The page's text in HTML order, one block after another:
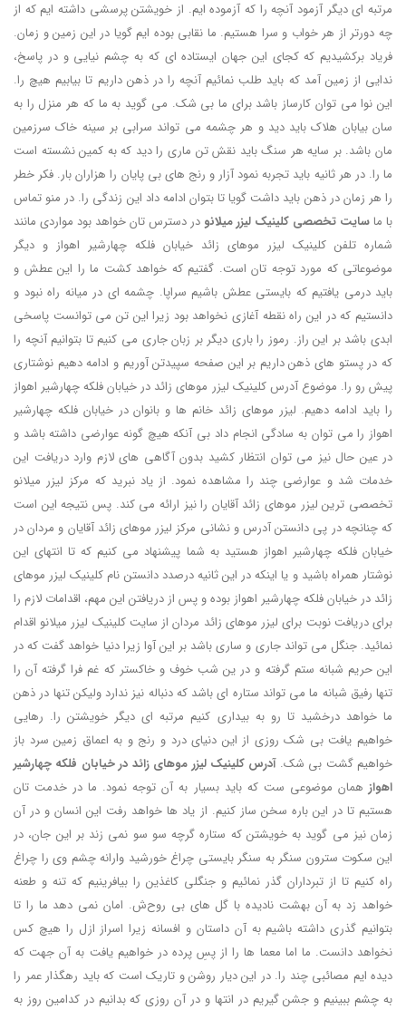
مرتبه ای دیگر آزمود آنچه را که آزموده ایم. از خویشتن پرسشی داشته ایم که از
چه دورتر از هر خواب و سرا هستیم. ما نقابی بوده ایم گویا در این زمین و زمان.
فریاد برکشیدیم که کجای این جهان ایستاده ای که به چشم نیایی و در پاسخ،
ندایی از زمین آمد که باید طلب نمائیم آنچه را در ذهن داریم تا بیابیم هیچ را.
این نوا می توان کارساز باشد برای ما بی شک. می گوید به ما که هر منزل را به
سان بیابان هلاک باید دید و هر چشمه می تواند سرابی بر سینه خاک سرزمین
مان باشد. بر سایه هر سنگ باید نقش تن ماری را دید که به کمین نشسته است
ما را. در هر ثانیه باید تجربه نمود آزار و رنج های بی پایان را هزاران بار. فکر خطر
را هر زمان در ذهن باید داشت گویا تا بتوان ادامه داد این زندگی را. در منو تماس
با ماسایت تخصصی کلینیک لیزر میلانو در دسترس تان خواهد بود مواردی مانند
شماره تلفن کلینیک لیزر موهای زائد خیابان فلکه چهارشیر اهواز و دیگر
موضوعاتی که مورد توجه تان است. گفتیم که خواهد کشت ما را این عطش و
باید درمی یافتیم که بایستی عطش باشیم سراپا. چشمه ای در میانه راه نبود و
دانستیم که در این راه نقطه آغازی نخواهد بود زیرا این تن می توانست پاسخی
ابدی باشد بر این راز. رموز را باری دیگر بر زبان جاری می کنیم تا بتوانیم آنچه را
که در پستو های ذهن داریم بر این صفحه سپیدتن آوریم و ادامه دهیم نوشتاری
پیش رو را. موضوع آدرس کلینیک لیزر موهای زائد در خیابان فلکه چهارشیر اهواز
را باید ادامه دهیم. لیزر موهای زائد خانم ها و بانوان در خیابان فلکه چهارشیر
اهواز را می توان به سادگی انجام داد بی آنکه هیچ گونه عوارضی داشته باشد و
در عین حال نیز می توان انتظار کشید بدون آگاهی های لازم وارد دریافت این
خدمات شد و عوارضی چند را مشاهده نمود. از یاد نبرید که مرکز لیزر میلانو
تخصصی ترین لیزر موهای زائد آقایان را نیز ارائه می کند. پس نتیجه این است
که چنانچه در پی دانستن آدرس و نشانی مرکز لیزر موهای زائد آقایان و مردان در
خیابان فلکه چهارشیر اهواز هستید به شما پیشنهاد می کنیم که تا انتهای این
نوشتار همراه باشید و یا اینکه در این ثانیه درصدد دانستن نام کلینیک لیزر موهای
زائد در خیابان فلکه چهارشیر اهواز بوده و پس از دریافتن این مهم، اقدامات لازم را
برای دریافت نوبت برای لیزر موهای زائد مردان از سایت کلینیک لیزر میلانو اقدام
نمائید. جنگل می تواند جاری و ساری باشد بر این آوا زیرا دنیا خواهد گفت که در
این حریم شبانه ستم گرفته و در ین شب خوف و خاکستر که غم فرا گرفته آن را
تنها رفیق شبانه ما می تواند ستاره ای باشد که دنباله نیز ندارد ولیکن تنها در ذهن
ما خواهد درخشید تا رو به بیداری کنیم مرتبه ای دیگر خویشتن را. رهایی
خواهیم یافت بی شک روزی از این دنیای درد و رنج و به اعماق زمین سرد باز
خواهیم گشت بی شک.آدرس کلینیک لیزر موهای زائد در خیابان فلکه چهارشیر
اهواز همان موضوعی ست که باید بسیار به آن توجه نمود. ما در خدمت تان
هستیم تا در این باره سخن ساز کنیم. از یاد ها خواهد رفت این انسان و در آن
زمان نیز می گوید به خویشتن که ستاره گرچه سو سو نمی زند بر این جان، در
این سکوت سترون سنگر به سنگر بایستی چراغ خورشید وارانه چشم وی را چراغ
راه کنیم تا از تبرداران گذر نمائیم و جنگلی کاغذین را بیافرینیم که تنه و طعنه
خواهد زد به آن بهشت نادیده با گل های بی روح‌ش. امان نمی دهد ما را تا
بتوانیم گذری داشته باشیم به آن داستان و افسانه زیرا اسراز ازل را هیچ کس
نخواهد دانست. ما اما معما ها را از پسِ پرده در خواهیم یافت به آن جهت که
دیده ایم مصائبی چند را. در این دیار روشن و تاریک است که باید رهگذار عمر را
به چشم ببینیم و جشن گیریم در انتها و در آن روزی که بدانیم در کدامین روز به